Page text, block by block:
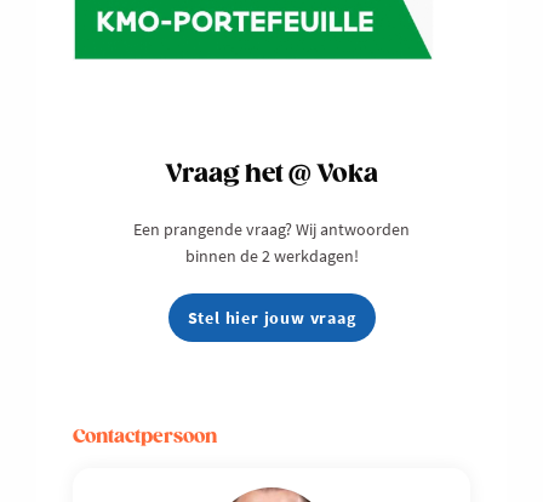
Contactpersoon
Vraag het @ Voka
Een prangende vraag? Wij antwoorden
binnen de 2 werkdagen!
Stel hier jouw vraag